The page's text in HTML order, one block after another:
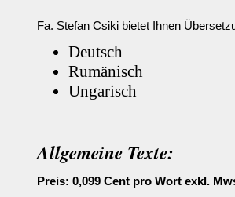
Fa. Stefan Csiki bietet Ihnen
Deutsch
Rumänisch
Ungarisch
Allgemeine Texte:
Preis: 0,099 Cent pro Wort exkl.